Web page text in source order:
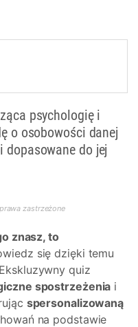
psychologię i
o osobowości danej
dopasowane do jej
zastrzeżone
znasz, to
się dzięki temu
quiz
spostrzeżenia i
spersonalizowaną
na podstawie